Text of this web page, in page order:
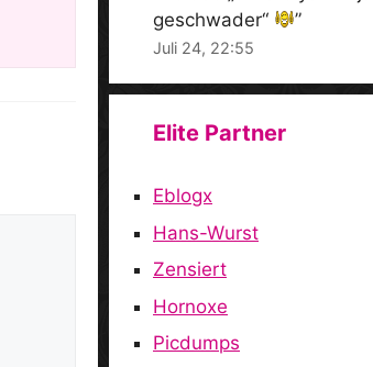
geschwader“
”
Juli 24, 22:55
Elite Partner
Eblogx
Hans-Wurst
Zensiert
Hornoxe
Picdumps